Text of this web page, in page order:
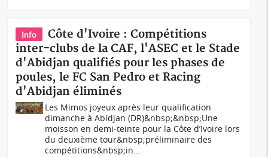
Info
Côte d'Ivoire : Compétitions
inter-clubs de la CAF, l'ASEC et le Stade
d'Abidjan qualifiés pour les phases de
poules, le FC San Pedro et Racing
d'Abidjan éliminés
Les Mimos joyeux après leur qualification
dimanche à Abidjan (DR)&nbsp;&nbsp;Une
moisson en demi-teinte pour la Côte d’Ivoire lors
du deuxième tour&nbsp;préliminaire des
compétitions&nbsp;in...